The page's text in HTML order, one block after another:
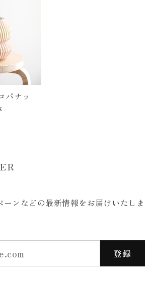
パナッ
ンなどの最新情報をお届けいたしま
登録